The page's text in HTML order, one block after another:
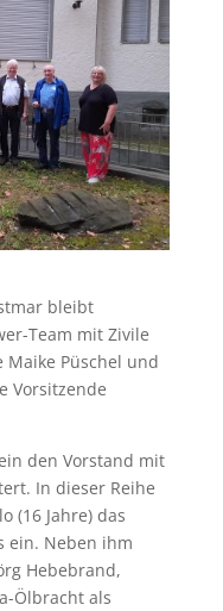
bleibt
Team mit Zivile
Maike Püschel und
Vorsitzende
den Vorstand mit
In dieser Reihe
(16 Jahre) das
ein. Neben ihm
Hebebrand,
Ölbracht als